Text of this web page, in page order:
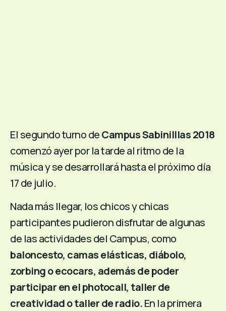
El segundo turno deCampus Sabinilllas 2018
comenzó ayer por la tarde al ritmo de la
música y se desarrollará hasta el próximo día
17 de julio.
Nada más llegar, los chicos y chicas
participantes pudieron disfrutar de algunas
de las actividades del Campus, como
baloncesto, camas elásticas, diábolo,
zorbing o ecocars, además de poder
participar en el photocall, taller de
creatividad o taller de radio.En la primera